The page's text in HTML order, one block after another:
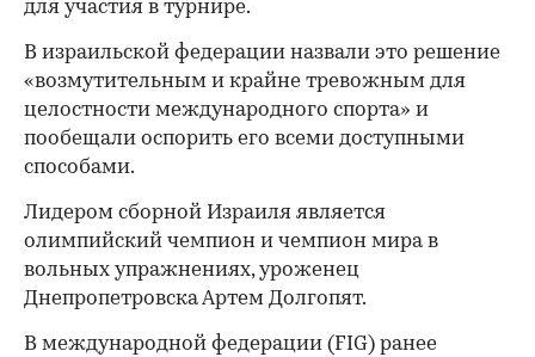
для участия в турнире.
В израильской федерации назвали это решение
«возмутительным и крайне тревожным для
целостности международного спорта» и
пообещали оспорить его всеми доступными
способами.
Лидером сборной Израиля является
олимпийский чемпион и чемпион мира в
вольных упражнениях, уроженец
Днепропетровска Артем Долгопят.
В международной федерации (FIG) ранее